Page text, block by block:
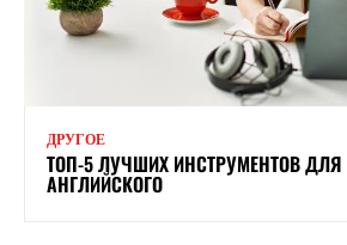
ДРУГОЕ
ТОП-5 ЛУЧШИХ ИНСТРУМЕНТОВ ДЛЯ
АНГЛИЙСКОГО